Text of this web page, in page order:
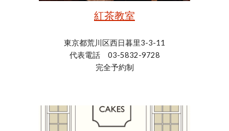
紅茶教室
東京都荒川区西日暮里3-3-11
代表電話 03-5832-9728
完全予約制